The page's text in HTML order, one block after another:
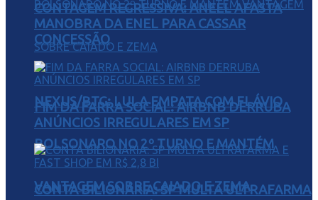
NEXUS/BTG: LULA EMPATA COM FLÁVIO
BOLSONARO NO 2º TURNO E MANTÉM
VANTAGEM SOBRE CAIADO E ZEMA
CONTAGEM REGRESSIVA: ANEEL AFASTA
MANOBRA DA ENEL PARA CASSAR
CONCESSÃO
FIM DA FARRA SOCIAL: AIRBNB DERRUBA
ANÚNCIOS IRREGULARES EM SP
CONTA BILIONÁRIA: SP MULTA ULTRAFARMA